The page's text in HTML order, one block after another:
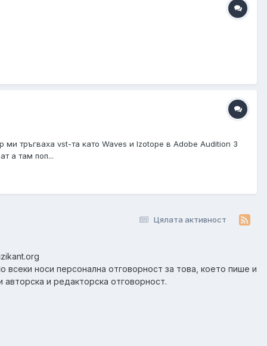
тръгваха vst-та като Waves и Izotope в Adobe Audition 3
а там поп...
Цялата активност
носи персонална отговорност за това, което пише и
и редакторска отговорност.